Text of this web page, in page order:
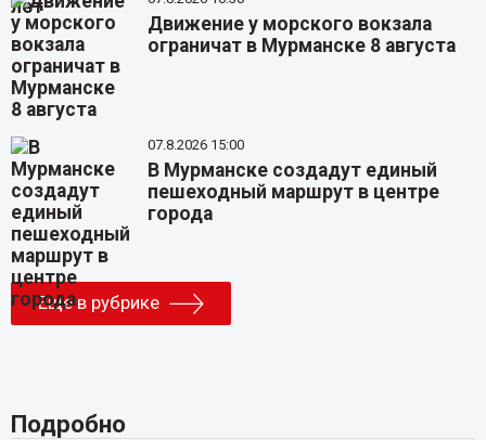
Движение у морского вокзала
ограничат в Мурманске 8 августа
07.8.2026 15:00
В Мурманске создадут единый
пешеходный маршрут в центре
города
Еще в рубрике
Подробно